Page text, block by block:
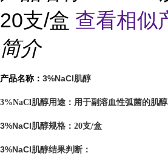
20支/盒 查看相似
简介
产品名称： 3%NaCl肌醇
3%NaCl肌醇用途： 用于副溶血性弧菌的肌
3%NaCl肌醇规格：20支/盒
3%NaCl肌醇结果判断：